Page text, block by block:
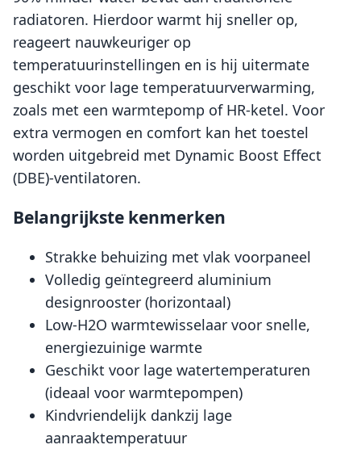
radiatoren. Hierdoor warmt hij sneller op,
reageert nauwkeuriger op
temperatuurinstellingen en is hij uitermate
geschikt voor lage temperatuurverwarming,
zoals met een warmtepomp of HR-ketel. Voor
extra vermogen en comfort kan het toestel
worden uitgebreid met Dynamic Boost Effect
(DBE)-ventilatoren.
Belangrijkste kenmerken
Strakke behuizing met vlak voorpaneel
Volledig geïntegreerd aluminium
designrooster (horizontaal)
Low-H2O warmtewisselaar voor snelle,
energiezuinige warmte
Geschikt voor lage watertemperaturen
(ideaal voor warmtepompen)
Kindvriendelijk dankzij lage
aanraaktemperatuur